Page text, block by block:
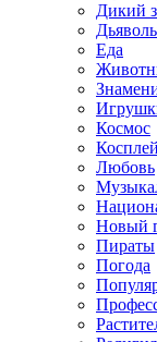
Дикий
Еда
Космос
Косплей
Любовь
Новый
Пираты
Погода